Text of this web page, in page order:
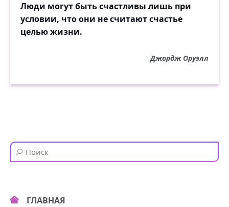
Люди могут быть счастливы лишь при
условии, что они не считают счастье
целью жизни.
Джордж Оруэлл
ГЛАВНАЯ